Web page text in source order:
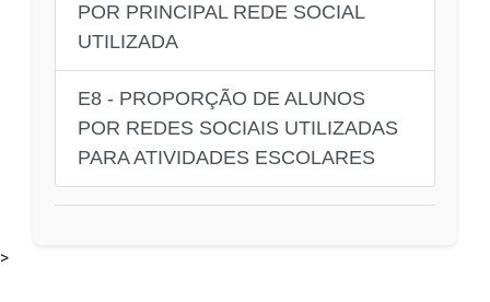
POR PRINCIPAL REDE SOCIAL
UTILIZADA
E8 - PROPORÇÃO DE ALUNOS
POR REDES SOCIAIS UTILIZADAS
PARA ATIVIDADES ESCOLARES
>